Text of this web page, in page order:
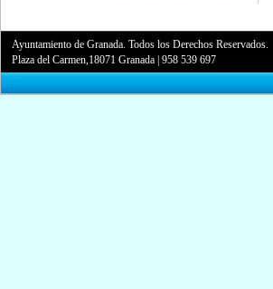
Ayuntamiento de Granada. Todos los Derechos Reservados.
Plaza del Carmen,18071 Granada |958 539 697